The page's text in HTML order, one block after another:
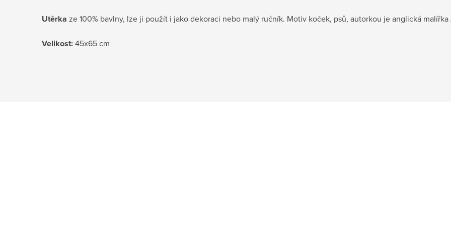
Utěrka ze 100% bavlny, lze ji použít i jako dekoraci nebo malý ručník. Motiv koček, psů, autorkou je anglická malířka
Velikost:45x65 cm